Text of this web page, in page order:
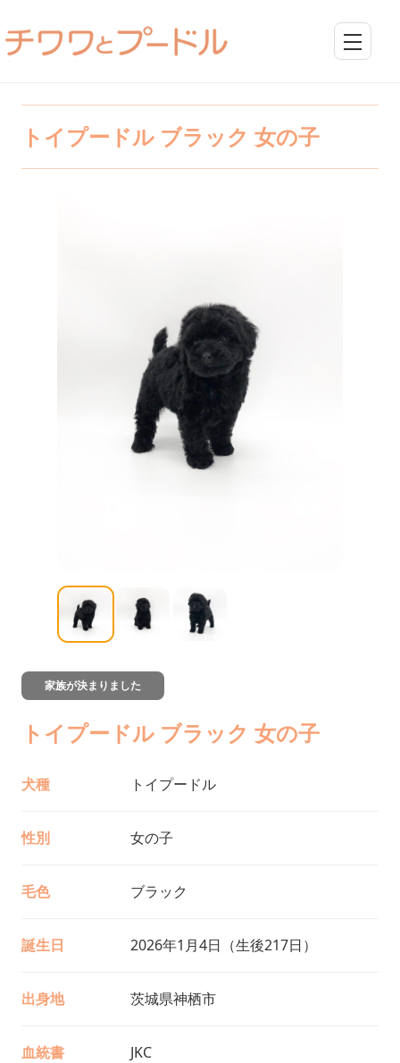
トイプードル ブラック 女の子
家族が決まりました
トイプードル ブラック 女の子
犬種 トイプードル
性別 女の子
毛色 ブラック
誕生日 2026年1月4日（生後217日）
出身地 茨城県神栖市
血統書 JKC